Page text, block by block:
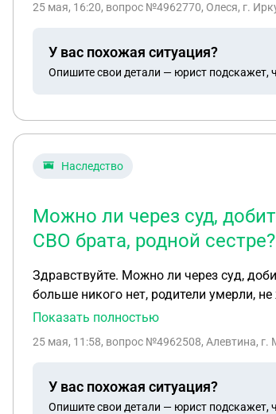
25 мая, 16:20, вопрос №4962770, Олеся, г.
У вас похожая ситуация?
Опишите свои детали — юрист подскажет,
Наследство
Можно ли через суд,
СВО брата, родной сестре?
Здравствуйте. Можно ли через суд,
больше никого нет, родители умерли,
Показать полностью
25 мая, 11:58, вопрос №4962508, Алевтина, г.
У вас похожая ситуация?
Опишите свои детали — юрист подскажет,